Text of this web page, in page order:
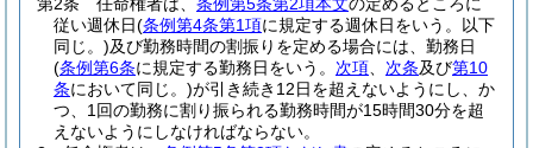
従い週休日(条例第4条第1項に規定する週休日をいう。以下
同じ。)及び勤務時間の割振りを定める場合には、勤務日
(条例第6条に規定する勤務日をいう。 次項 次条及び第10
条において同じ。)が引き続き12日を超えないようにし、か
つ、1回の勤務に割り振られる勤務時間が15時間30分を超
えないようにしなければならない。